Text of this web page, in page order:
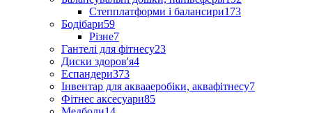
Степплатформи і балансири173
Бодібари59
Різне7
Гантелі для фітнесу23
Диски здоров'я4
Еспандери373
Інвентар для аквааеробіки, аквафітнесу7
Фітнес аксесуари85